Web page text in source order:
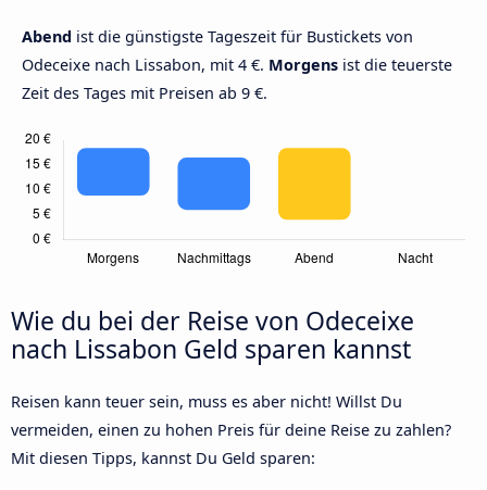
Abend ist die günstigste Tageszeit für Bustickets von
Odeceixe nach Lissabon, mit 4 €. Morgens ist die teuerste
Zeit des Tages mit Preisen ab 9 €.
Wie du bei der Reise von Odeceixe
nach Lissabon Geld sparen kannst
Reisen kann teuer sein, muss es aber nicht! Willst Du
vermeiden, einen zu hohen Preis für deine Reise zu zahlen?
Mit diesen Tipps, kannst Du Geld sparen: